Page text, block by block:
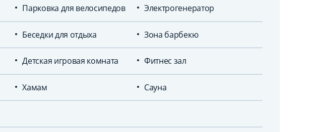
Парковка для велосипедов Электрогенератор
Беседки для отдыха Зона барбекю
Детская игровая комната Фитнес зал
Хамам Сауна